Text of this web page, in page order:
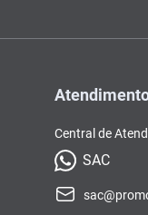
Central de
SAC